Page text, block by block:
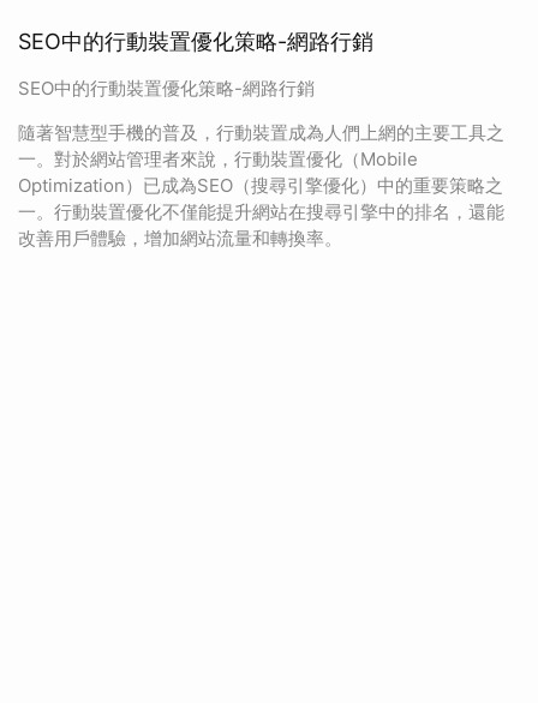
SEO中的行動裝置優化策略-網路行銷
SEO中的行動裝置優化策略-網路行銷
隨著智慧型手機的普及，行動裝置成為人們上網的主要工具之
一。對於網站管理者來說，行動裝置優化（Mobile
Optimization）已成為SEO（搜尋引擎優化）中的重要策略之
一。行動裝置優化不僅能提升網站在搜尋引擎中的排名，還能
改善用戶體驗，增加網站流量和轉換率。